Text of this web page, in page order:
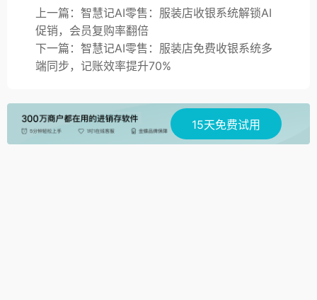
上一篇：智慧记AI零售：服装店收银系统解锁AI
促销，会员复购率翻倍
下一篇：智慧记AI零售：服装店免费收银系统多
端同步，记账效率提升70%
15天免费试用